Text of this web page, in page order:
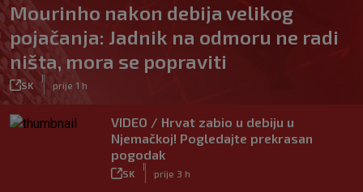
Mourinho nakon debija velikog
pojačanja: Jadnik na odmoru ne radi
ništa, mora se popraviti
SK prije 1 h
VIDEO / Hrvat zabio u debiju u
Njemačkoj! Pogledajte prekrasan
pogodak
SK prije 3 h